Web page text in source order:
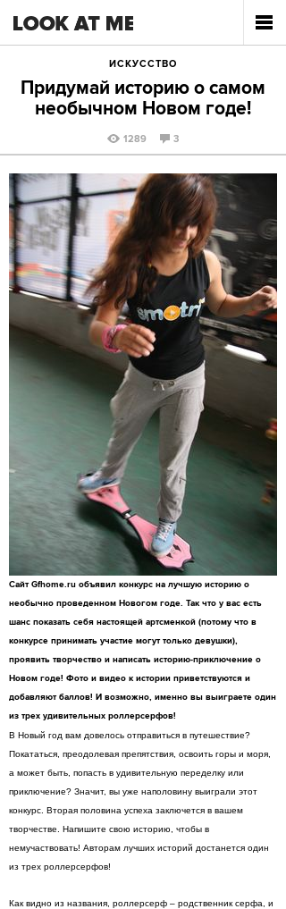
ИСКУССТВО
Придумай историю о самом
необычном Новом годе!
1289 3
Сайт Gfhome.ru объявил конкурс на лучшую историю о
необычно проведенном Новогом годе. Так что у вас есть
шанс показать себя настоящей артсменкой (потому что в
конкурсе принимать участие могут только девушки),
проявить творчество и написать историю-приключение о
Новом годе! Фото и видео к истории приветствуются и
добавляют баллов! И возможно, именно вы выиграете один
из трех удивительных роллерсерфов!
В Новый год вам довелось отправиться в путешествие?
Покататься, преодолевая препятствия, освоить горы и моря,
а может быть, попасть в удивительную переделку или
приключение? Значит, вы уже наполовину выиграли этот
конкурс. Вторая половина успеха заключется в вашем
творчестве. Напишите свою историю, чтобы в
немучаствовать! Авторам лучших историй достанется один
из трех роллерсерфов!
Как видно из названия, роллерсерф – родственник серфа, и